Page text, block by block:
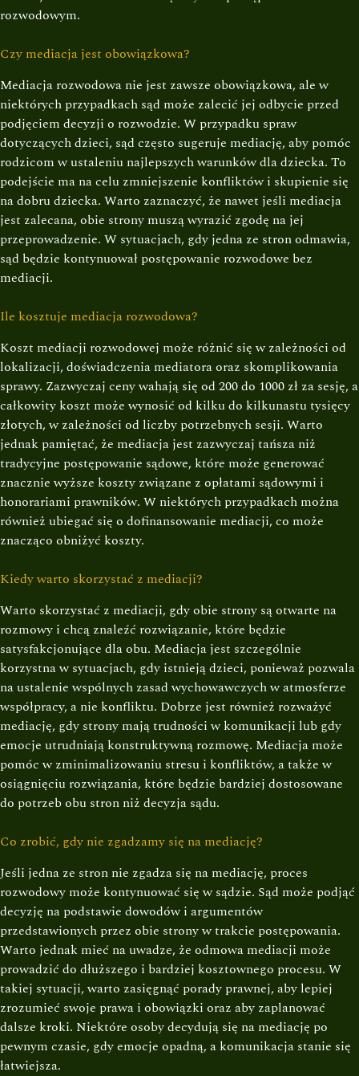
rozwodowym.
Czy mediacja jest obowiązkowa?
Mediacja rozwodowa nie jest zawsze obowiązkowa, ale w
niektórych przypadkach sąd może zalecić jej odbycie przed
podjęciem decyzji o rozwodzie. W przypadku spraw
dotyczących dzieci, sąd często sugeruje mediację, aby pomóc
rodzicom w ustaleniu najlepszych warunków dla dziecka. To
podejście ma na celu zmniejszenie konfliktów i skupienie się
na dobru dziecka. Warto zaznaczyć, że nawet jeśli mediacja
jest zalecana, obie strony muszą wyrazić zgodę na jej
przeprowadzenie. W sytuacjach, gdy jedna ze stron odmawia,
sąd będzie kontynuował postępowanie rozwodowe bez
mediacji.
Ile kosztuje mediacja rozwodowa?
Koszt mediacji rozwodowej może różnić się w zależności od
lokalizacji, doświadczenia mediatora oraz skomplikowania
sprawy. Zazwyczaj ceny wahają się od 200 do 1000 zł za sesję, a
całkowity koszt może wynosić od kilku do kilkunastu tysięcy
złotych, w zależności od liczby potrzebnych sesji. Warto
jednak pamiętać, że mediacja jest zazwyczaj tańsza niż
tradycyjne postępowanie sądowe, które może generować
znacznie wyższe koszty związane z opłatami sądowymi i
honorariami prawników. W niektórych przypadkach można
również ubiegać się o dofinansowanie mediacji, co może
znacząco obniżyć koszty.
Kiedy warto skorzystać z mediacji?
Warto skorzystać z mediacji, gdy obie strony są otwarte na
rozmowy i chcą znaleźć rozwiązanie, które będzie
satysfakcjonujące dla obu. Mediacja jest szczególnie
korzystna w sytuacjach, gdy istnieją dzieci, ponieważ pozwala
na ustalenie wspólnych zasad wychowawczych w atmosferze
współpracy, a nie konfliktu. Dobrze jest również rozważyć
mediację, gdy strony mają trudności w komunikacji lub gdy
emocje utrudniają konstruktywną rozmowę. Mediacja może
pomóc w zminimalizowaniu stresu i konfliktów, a także w
osiągnięciu rozwiązania, które będzie bardziej dostosowane
do potrzeb obu stron niż decyzja sądu.
Co zrobić, gdy nie zgadzamy się na mediację?
Jeśli jedna ze stron nie zgadza się na mediację, proces
rozwodowy może kontynuować się w sądzie. Sąd może podjąć
decyzję na podstawie dowodów i argumentów
przedstawionych przez obie strony w trakcie postępowania.
Warto jednak mieć na uwadze, że odmowa mediacji może
prowadzić do dłuższego i bardziej kosztownego procesu. W
takiej sytuacji, warto zasięgnąć porady prawnej, aby lepiej
zrozumieć swoje prawa i obowiązki oraz aby zaplanować
dalsze kroki. Niektóre osoby decydują się na mediację po
pewnym czasie, gdy emocje opadną, a komunikacja stanie się
łatwiejsza.